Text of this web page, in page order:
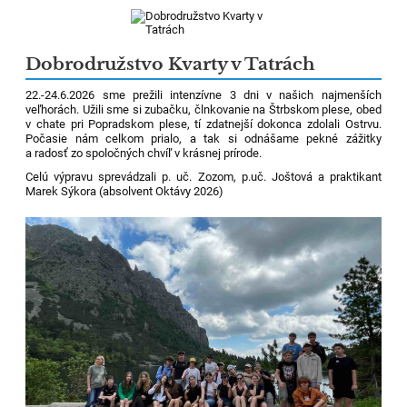
Dobrodružstvo Kvarty v Tatrách
22.-24.6.2026 sme prežili intenzívne 3 dni v našich najmenších
veľhorách. Užili sme si zubačku, člnkovanie na Štrbskom plese, obed
v chate pri Popradskom plese, tí zdatnejší dokonca zdolali Ostrvu.
Počasie nám celkom prialo, a tak si odnášame pekné zážitky
a radosť zo spoločných chvíľ v krásnej prírode.
Celú výpravu sprevádzali p. uč. Zozom, p.uč. Joštová a praktikant
Marek Sýkora (absolvent Oktávy 2026)